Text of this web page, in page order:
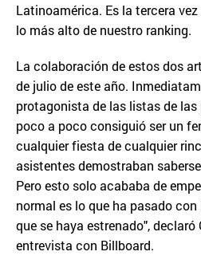
Latinoamérica. Es la tercera
lo más alto de nuestro ranking.
La colaboración de estos dos
de julio de este año.
protagonista de las listas de
poco a poco consiguió ser un
cualquier fiesta de cualquier
asistentes demostraban
Pero esto solo acababa de
normal es lo que ha pasado
que se haya estrenado", declaró
entrevista con Billboard.